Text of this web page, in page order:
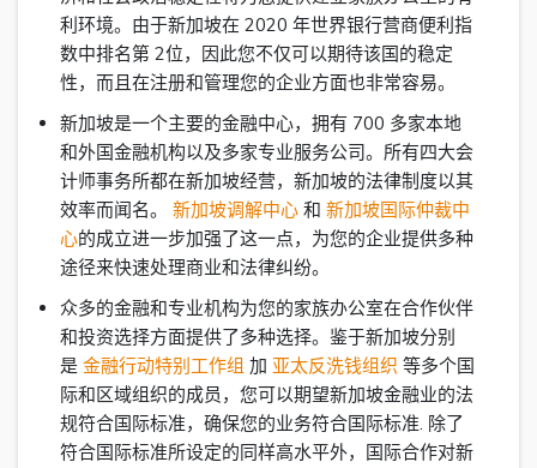
利环境。由于新加坡在 2020 年世界银行营商便利指
数中排名第 2位，因此您不仅可以期待该国的稳定
性，而且在注册和管理您的企业方面也非常容易。
新加坡是一个主要的金融中心，拥有 700 多家本地
和外国金融机构以及多家专业服务公司。所有四大会
计师事务所都在新加坡经营，新加坡的法律制度以其
效率而闻名。 新加坡调解中心 和 新加坡国际仲裁中
心的成立进一步加强了这一点，为您的企业提供多种
途径来快速处理商业和法律纠纷。
众多的金融和专业机构为您的家族办公室在合作伙伴
和投资选择方面提供了多种选择。鉴于新加坡分别
是 金融行动特别工作组 加 亚太反洗钱组织 等多个国
际和区域组织的成员，您可以期望新加坡金融业的法
规符合国际标准，确保您的业务符合国际标准. 除了
符合国际标准所设定的同样高水平外，国际合作对新